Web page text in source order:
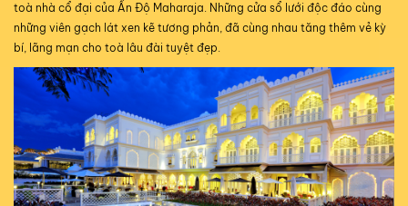
toà nhà cổ đại của Ấn Độ Maharaja. Những cửa sổ lưới độc đáo cùng
những viên gạch lát xen kẽ tương phản, đã cùng nhau tăng thêm vẻ kỳ
bí, lãng mạn cho toà lâu đài tuyệt đẹp.